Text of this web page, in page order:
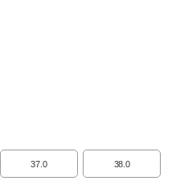
37.0 38.0